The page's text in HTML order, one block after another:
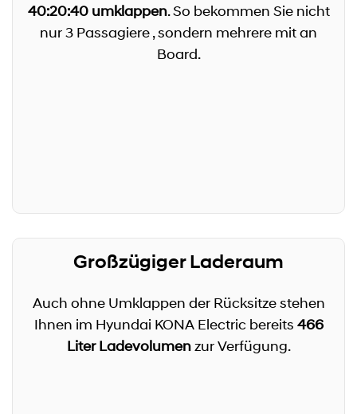
40:20:40 umklappen. So bekommen Sie nicht
nur 3 Passagiere , sondern mehrere mit an
Board.
Großzügiger Laderaum
Auch ohne Umklappen der Rücksitze stehen
Ihnen im Hyundai KONA Electric bereits 466
Liter Ladevolumenzur Verfügung.